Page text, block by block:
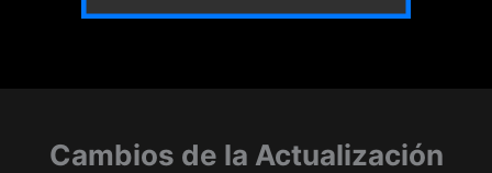
Cambios de la Actualización